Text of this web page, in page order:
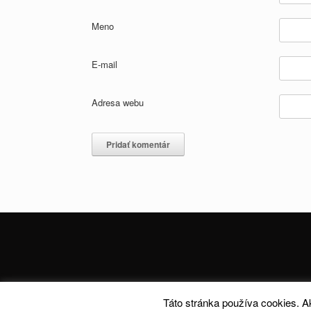
Meno
E-mail
Adresa webu
Táto stránka používa cookies.